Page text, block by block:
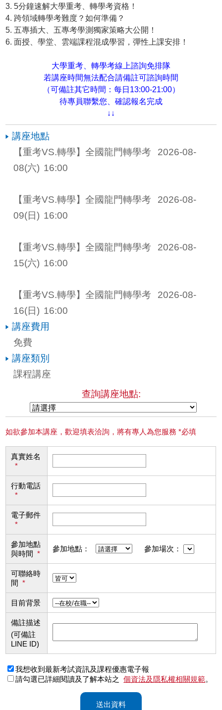
3. 5分鐘速解大學重考、轉學考資格！
4. 跨領域轉學考難度？如何準備？
5. 五專插大、五專考學測獨家策略大公開！
6. 面授、學堂、雲端課程混成學習，彈性上課安排！
大學重考、轉學考線上諮詢免排隊
若講座時間無法配合請備註可諮詢時間
（可備註其它時間：每日13:00-21:00）
待專員聯繫您、確認報名完成
↓↓
講座地點
【重考VS.轉學】全國龍門轉學考
2026-08-
08(六) 16:00
【重考VS.轉學】全國龍門轉學考
2026-08-
09(日) 16:00
【重考VS.轉學】全國龍門轉學考
2026-08-
15(六) 16:00
【重考VS.轉學】全國龍門轉學考
2026-08-
16(日) 16:00
講座費用
免費
講座類別
課程講座
查詢講座地點:
如欲參加本講座，歡迎填表洽詢，將有專人為您服務 *必填
真實姓名
*
行動電話
*
電子郵件
*
參加地點
與時間 *
參加地點： 參加場次：
可聯絡時
間 *
目前背景
備註描述
(可備註
LINE ID)
我想收到最新考試資訊及課程優惠電子報
請勾選已詳細閱讀及了解本站之
個資法及隱私權相關規範。
送出資料